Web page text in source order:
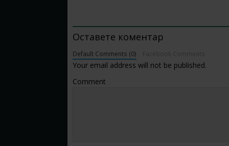
Оставете коментар
Default Comments (0)
Your email address will not be published.
Comment